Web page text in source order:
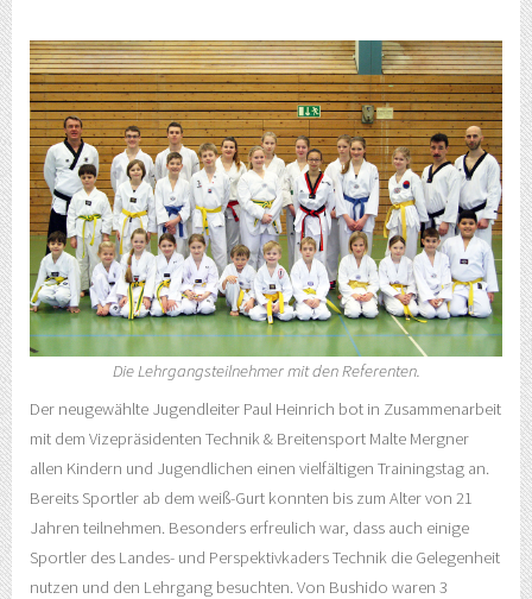
Die Lehrgangsteilnehmer mit den Referenten.
Der neugewählte Jugendleiter Paul Heinrich bot in Zusammenarbeit
mit dem Vizepräsidenten Technik & Breitensport Malte Mergner
allen Kindern und Jugendlichen einen vielfältigen Trainingstag an.
Bereits Sportler ab dem weiß-Gurt konnten bis zum Alter von 21
Jahren teilnehmen. Besonders erfreulich war, dass auch einige
Sportler des Landes- und Perspektivkaders Technik die Gelegenheit
nutzen und den Lehrgang besuchten. Von Bushido waren 3